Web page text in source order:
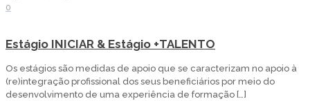
0
Estágio INICIAR & Estágio +TALENTO
Os estágios são medidas de apoio que se caracterizam no apoio à
(re)integração profissional dos seus beneficiários por meio do
desenvolvimento de uma experiência de formação […]